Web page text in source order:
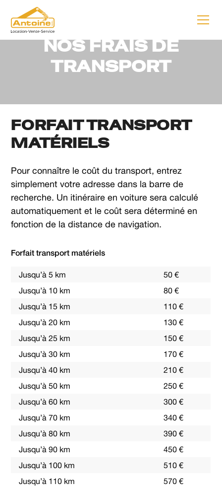
TRANSPORTS SUR MESURE
NOS FRAIS DE
TRANSPORT
FORFAIT TRANSPORT
MATÉRIELS
Pour connaître le coût du transport, entrez
simplement votre adresse dans la barre de
recherche. Un itinéraire en voiture sera calculé
automatiquement et le coût sera déterminé en
fonction de la distance de navigation.
Forfait transport matériels
Jusqu’à 5 km
50 €
Jusqu’à 10 km
80 €
Jusqu’à 15 km
110 €
Jusqu’à 20 km
130 €
Jusqu’à 25 km
150 €
Jusqu’à 30 km
170 €
Jusqu’à 40 km
210 €
Jusqu’à 50 km
250 €
Jusqu’à 60 km
300 €
Jusqu’à 70 km
340 €
Jusqu’à 80 km
390 €
Jusqu’à 90 km
450 €
Jusqu’à 100 km
510 €
Jusqu’à 110 km
570 €